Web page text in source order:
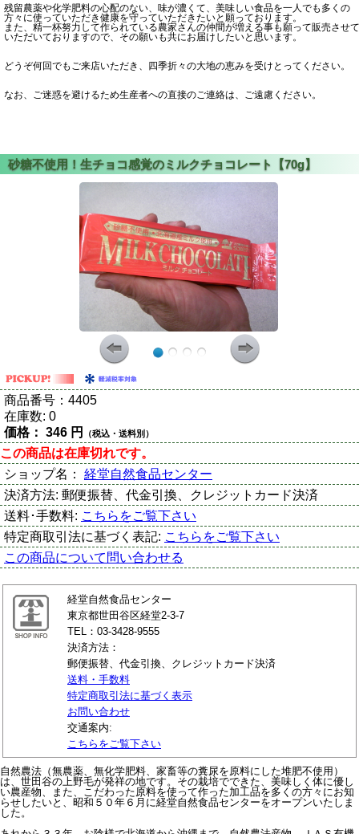
残留農薬や化学肥料の心配のない、味が濃くて、美味しい食品を一人でも多くの
方々に使っていただき健康を守っていただきたいと願っております。
また、精一杯努力して作られている農家さんの仲間が増える事も願って販売させて
いただいておりますので、その願いも共にお届けしたいと思います。
どうぞ何回でもご来店いただき、四季折々の大地の恵みを受けとってください。
なお、ご迷惑を避けるため生産者への直接のご連絡は、ご遠慮ください。
商品番号： 4405
在庫数: 0
価格： 346 円 （税込・送料別）
この商品は在庫切れです。
ショップ名： 経堂自然食品センター
決済方法: 郵便振替、代金引換、クレジットカード決済
送料･手数料: こちらをご覧下さい
特定商取引法に基づく表記: こちらをご覧下さい
この商品について問い合わせる
経堂自然食品センター
東京都世田谷区経堂2-3-7
TEL：03-3428-9555
決済方法：
郵便振替、代金引換、クレジットカード決済
送料・手数料
特定商取引法に基づく表示
お問い合わせ
交通案内:
こちらをご覧下さい
自然農法（無農薬、無化学肥料、家畜等の糞尿を原料にした堆肥不使用）
は、世田谷の上野毛が発祥の地です。その栽培でできた、美味しく体に優し
い農産物、また、こだわった原料を使って作った加工品を多くの方々にお知
らせしたいと、昭和５０年６月に経堂自然食品センターをオープンいたしま
した。